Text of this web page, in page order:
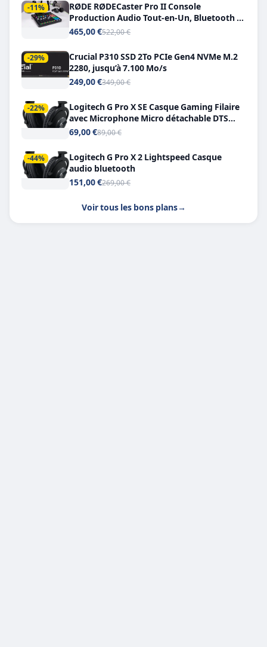
-11%
RØDE RØDECaster Pro II Console
Production Audio Tout-en-Un, Bluetooth et
Double USB-C
465,00 €522,00 €
-29%
Crucial P310 SSD 2To PCIe Gen4 NVMe M.2
2280, jusqu’à 7.100 Mo/s
249,00 €349,00 €
-22%
Logitech G Pro X SE Casque Gaming Filaire
avec Microphone Micro détachable DTS
Headphone X 7.1
69,00 €89,00 €
-44%
Logitech G Pro X 2 Lightspeed Casque
audio bluetooth
151,00 €269,00 €
Voir tous les bons plans→